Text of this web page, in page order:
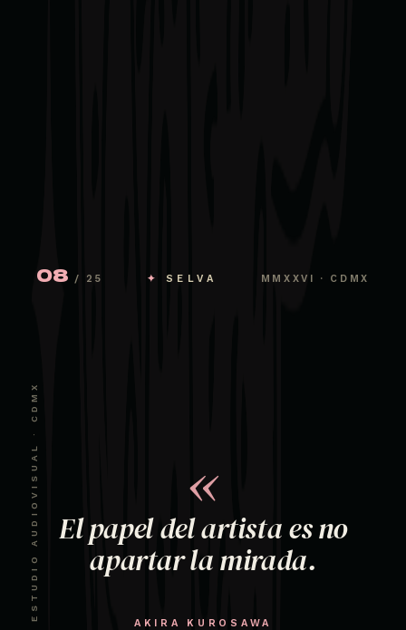
ESTUDIO AUDIOVISUAL · CDMX
08 / 25 ✦ SELVA MMXXVI · CDMX
«
El papel del artista es no
apartar la mirada.
AKIRA KUROSAWA